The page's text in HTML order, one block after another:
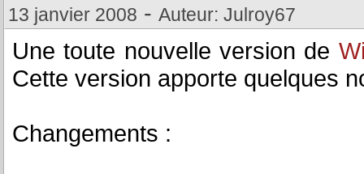
13 janvier 2008 - Auteur: Julroy67
Une toute nouvelle version de
Cette version apporte quelques
Changements :